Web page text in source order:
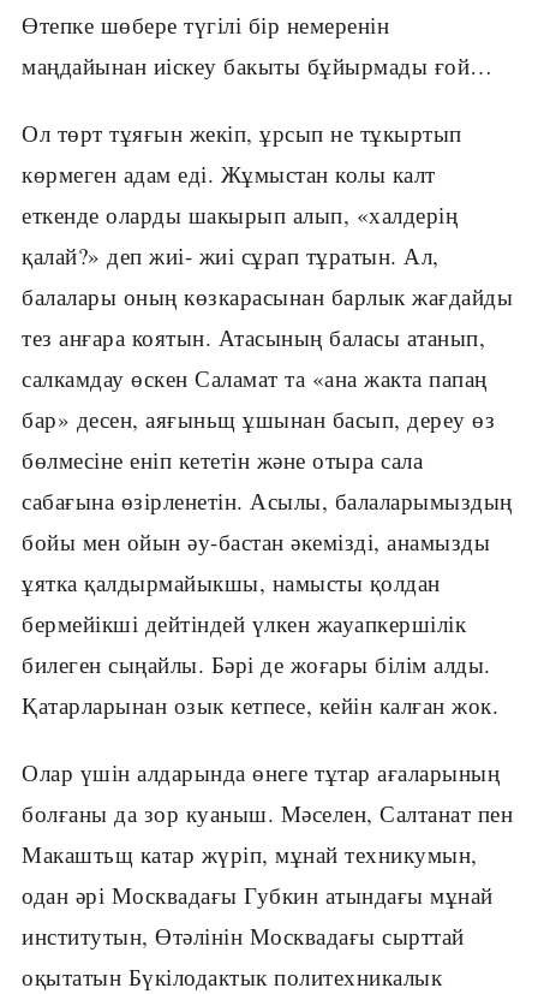
Өтепке шөбере түгілі бір немеренін
маңдайынан иіскеу бакыты бұйырмады ғой…
Ол төрт тұяғын жекіп, ұрсып не тұкыртып
көрмеген адам еді. Жұмыстан колы калт
еткенде оларды шакырып алып, «халдерің
қалай?» деп жиі- жиі сұрап тұратын. Ал,
балалары оның көзкарасынан барлык жағдайды
тез анғара коятын. Атасының баласы атанып,
салкамдау өскен Саламат та «ана жакта папаң
бар» десен, аяғыньщ ұшынан басып, дереу өз
бөлмесіне еніп кететін және отыра сала
сабағына өзірленетін. Асылы, балаларымыздың
бойы мен ойын әу-бастан әкемізді, анамызды
ұятка қалдырмайыкшы, намысты қолдан
бермейікші дейтіндей үлкен жауапкершілік
билеген сыңайлы. Бәрі де жоғары білім алды.
Қатарларынан озык кетпесе, кейін калған жок.
Олар үшін алдарында өнеге тұтар ағаларының
болғаны да зор куаныш. Мәселен, Салтанат пен
Макаштьщ катар жүріп, мұнай техникумын,
одан әрі Москвадағы Губкин атындағы мұнай
институтын, Өтәлінін Москвадағы сырттай
оқытатын Бүкілодактык политехникалык